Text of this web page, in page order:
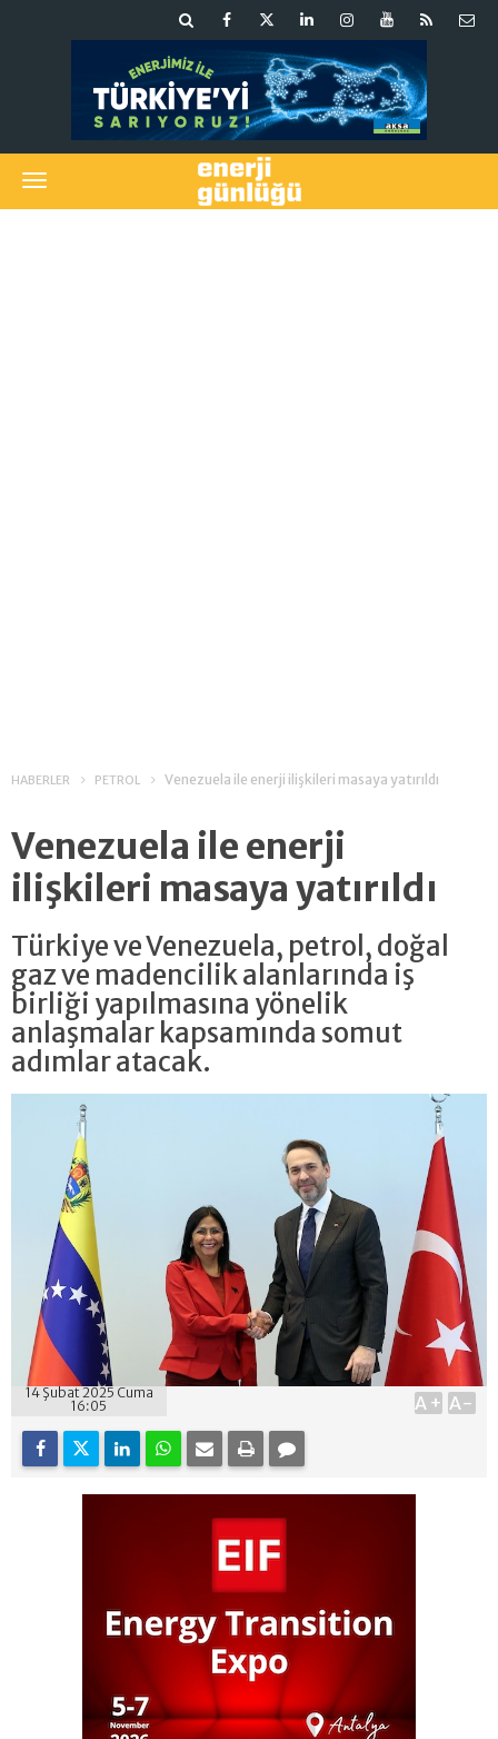
HABERLER PETROL Venezuela ile enerji ilişkileri masaya yatırıldı
Venezuela ile enerji
ilişkileri masaya yatırıldı
Türkiye ve Venezuela, petrol, doğal
gaz ve madencilik alanlarında iş
birliği yapılmasına yönelik
anlaşmalar kapsamında somut
adımlar atacak.
14 Şubat 2025 Cuma
16:05
A+ A-